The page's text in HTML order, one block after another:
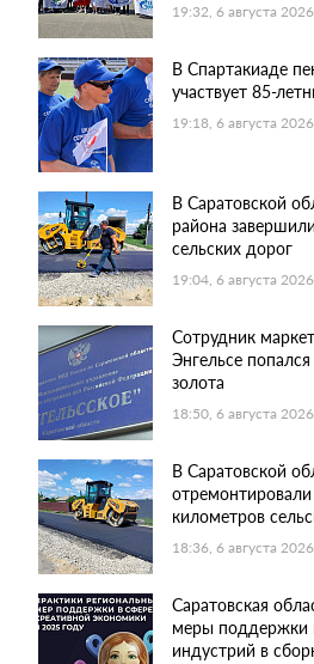
19:32, 6 августа 2026
В Спартакиаде
участвует 85-
19:18, 6 августа 2026
В Саратовской
района
сельских дорог
19:04, 6 августа 2026
Сотрудник
Энгельсе
золота
18:50, 6 августа 2026
В Саратовской
километров
18:36, 6 августа 2026
Саратовская
меры поддержки
индустрий в